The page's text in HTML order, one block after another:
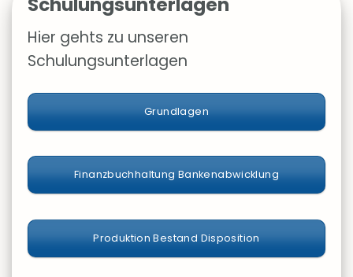
Schulungsunterlagen
Hier gehts zu unseren
Schulungsunterlagen
Grundlagen
Finanzbuchhaltung Bankenabwicklung
Produktion Bestand Disposition